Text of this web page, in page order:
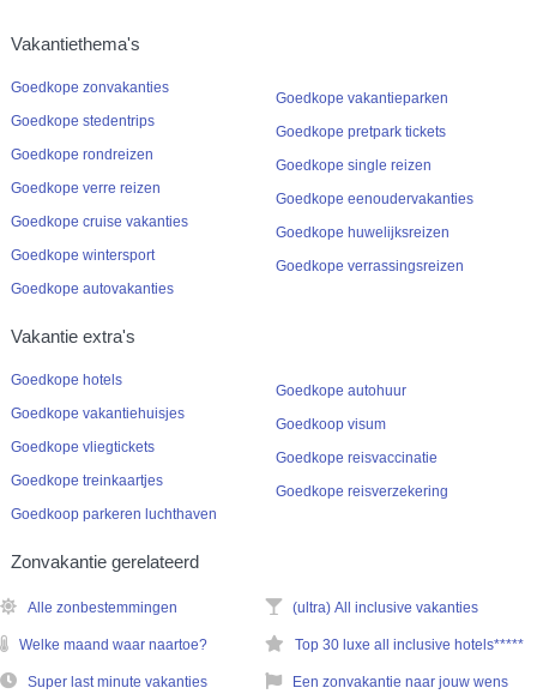
Vakantiethema's
Goedkope zonvakanties
Goedkope stedentrips
Goedkope rondreizen
Goedkope verre reizen
Goedkope cruise vakanties
Goedkope wintersport
Goedkope autovakanties
Goedkope vakantieparken
Goedkope pretpark tickets
Goedkope single reizen
Goedkope eenoudervakanties
Goedkope huwelijksreizen
Goedkope verrassingsreizen
Vakantie extra's
Goedkope hotels
Goedkope vakantiehuisjes
Goedkope vliegtickets
Goedkope treinkaartjes
Goedkoop parkeren luchthaven
Goedkope autohuur
Goedkoop visum
Goedkope reisvaccinatie
Goedkope reisverzekering
Zonvakantie gerelateerd
Alle zonbestemmingen
Welke maand waar naartoe?
Super last minute vakanties
(ultra) All inclusive vakanties
Top 30 luxe all inclusive hotels*****
Een zonvakantie naar jouw wens